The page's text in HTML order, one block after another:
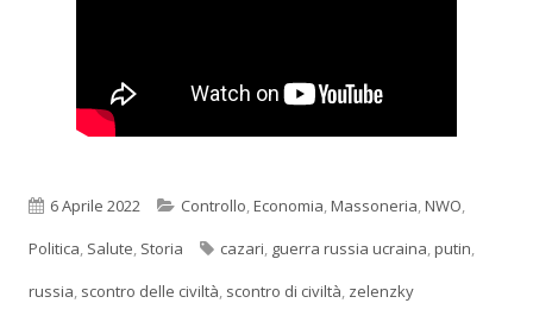
Pubblicato
6 Aprile 2022 Categorie
Controllo,Economia,Massoneria,NWO,
Politica, Salute, Storia Tag
cazari, guerra russia ucraina,putin,
russia, scontro delle civiltà, scontro di civiltà, zelenzky